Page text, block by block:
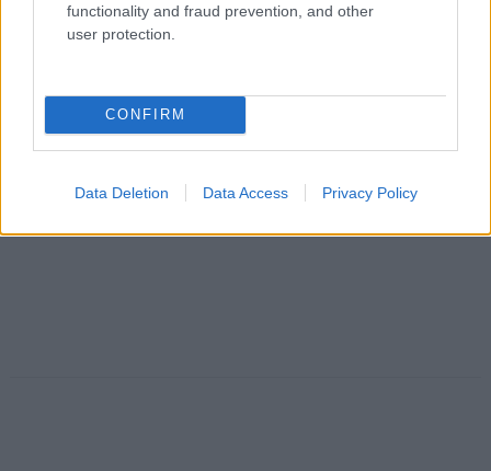
functionality and fraud prevention, and other
user protection.
CONFIRM
Data Deletion Data Access Privacy Policy